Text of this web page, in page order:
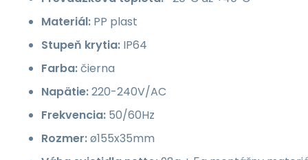
Materiál: PP plast
Stupeň krytia: IP64
Farba:čierna
Napätie:220-240V/AC
Frekvencia: 50/60Hz
Rozmer:ø155x35mm